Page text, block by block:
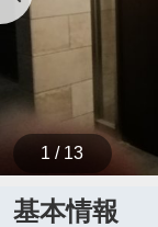
1 / 13
基本情報